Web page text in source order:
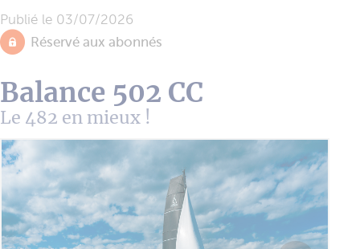
Publié le 03/07/2026
Réservé aux abonnés
Balance 502 CC
Le 482 en mieux !